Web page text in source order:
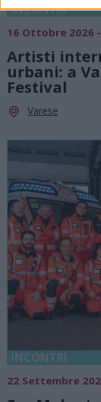
INCONTRI
16 Ottobre 2026
Artisti
urbani: a
Festival
Varese
INCONTRI
22 Settembre